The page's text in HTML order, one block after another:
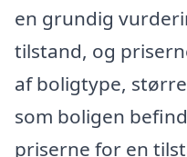
en grundig
tilstand, og
af boligtype,
som boligen
priserne for en